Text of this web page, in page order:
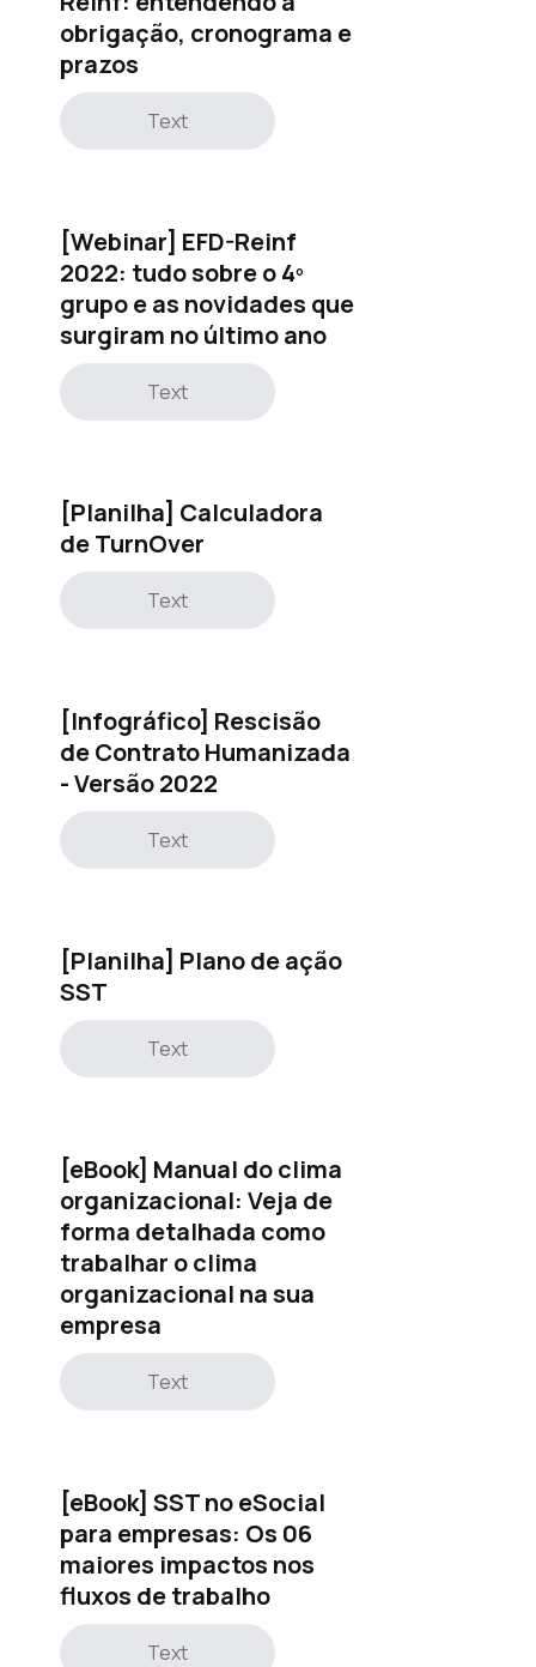
obrigação, cronograma e
prazos
Text
[Webinar] EFD-Reinf
2022: tudo sobre o 4º
grupo e as novidades que
surgiram no último ano
Text
[Planilha] Calculadora
de TurnOver
Text
[Infográfico] Rescisão
de Contrato Humanizada
- Versão 2022
Text
[Planilha] Plano de ação
SST
Text
[eBook] Manual do clima
organizacional: Veja de
forma detalhada como
trabalhar o clima
organizacional na sua
empresa
Text
[eBook] SST no eSocial
para empresas: Os 06
maiores impactos nos
fluxos de trabalho
Text